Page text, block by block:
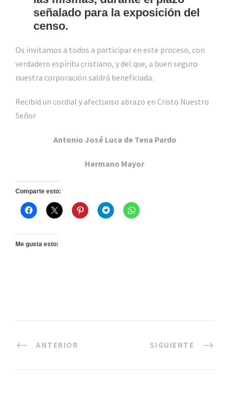
señalado para la exposición del
censo.
Os invitamos a todos a participar en este proceso, con
verdadero espíritu cristiano, y del que, a buen seguro
nuestra corporación saldrá beneficiada.
Recibid un cordial y afectuoso abrazo en Cristo Nuestro
Señor
Antonio José Luca de Tena Pardo
Hermano Mayor
Comparte esto:
Me gusta esto:
ANTERIOR SIGUIENTE